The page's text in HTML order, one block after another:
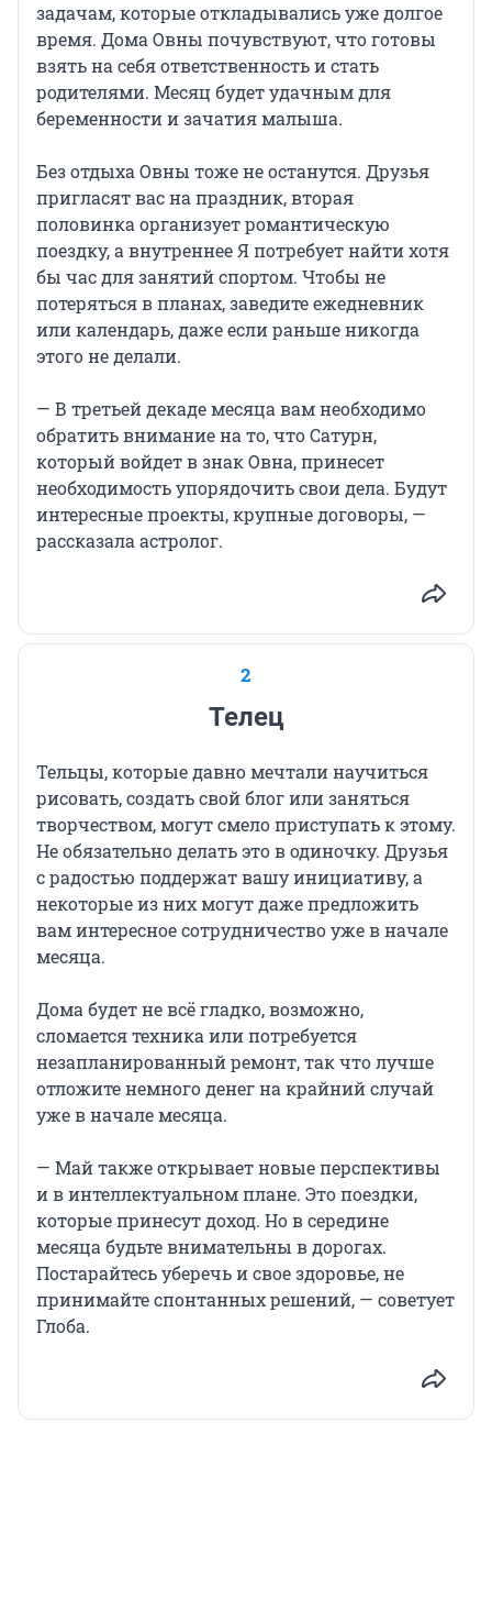
задачам, которые откладывались уже долгое
время. Дома Овны почувствуют, что готовы
взять на себя ответственность и стать
родителями. Месяц будет удачным для
беременности и зачатия малыша.
Без отдыха Овны тоже не останутся. Друзья
пригласят вас на праздник, вторая
половинка организует романтическую
поездку, а внутреннее Я потребует найти хотя
бы час для занятий спортом. Чтобы не
потеряться в планах, заведите ежедневник
или календарь, даже если раньше никогда
этого не делали.
— В третьей декаде месяца вам необходимо
обратить внимание на то, что Сатурн,
который войдет в знак Овна, принесет
необходимость упорядочить свои дела. Будут
интересные проекты, крупные договоры, —
рассказала астролог.
2
Телец
Тельцы, которые давно мечтали научиться
рисовать, создать свой блог или заняться
творчеством, могут смело приступать к этому.
Не обязательно делать это в одиночку. Друзья
с радостью поддержат вашу инициативу, а
некоторые из них могут даже предложить
вам интересное сотрудничество уже в начале
месяца.
Дома будет не всё гладко, возможно,
сломается техника или потребуется
незапланированный ремонт, так что лучше
отложите немного денег на крайний случай
уже в начале месяца.
— Май также открывает новые перспективы
и в интеллектуальном плане. Это поездки,
которые принесут доход. Но в середине
месяца будьте внимательны в дорогах.
Постарайтесь уберечь и свое здоровье, не
принимайте спонтанных решений, — советует
Глоба.